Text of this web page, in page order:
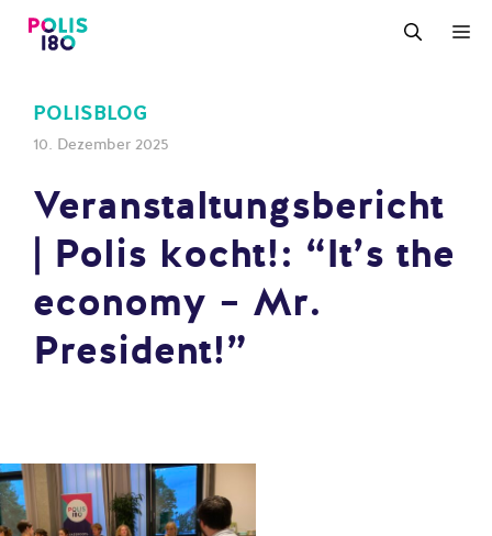
Zum
Inhalt
POLISBLOG
10. Dezember 2025
Veranstaltungsbericht
| Polis kocht!: “It’s the
economy – Mr.
President!”